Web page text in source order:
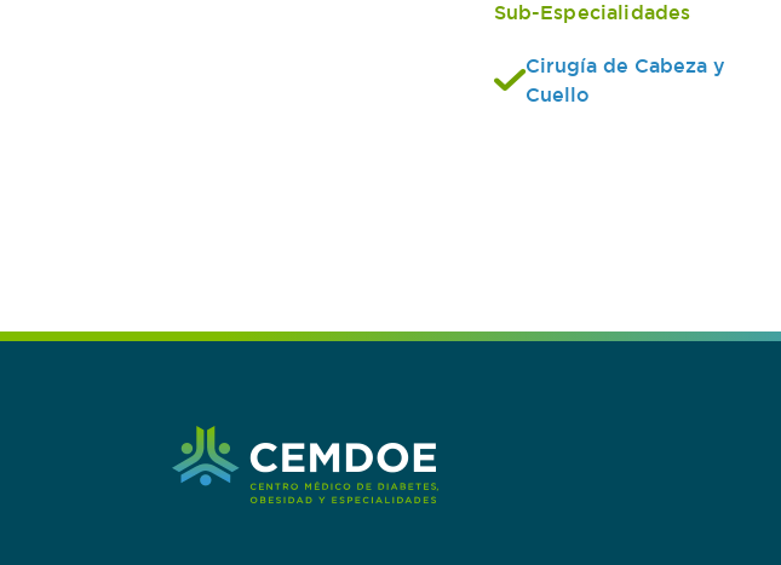
Sub-Especialidades
Cirugía de Cabeza y
Cuello